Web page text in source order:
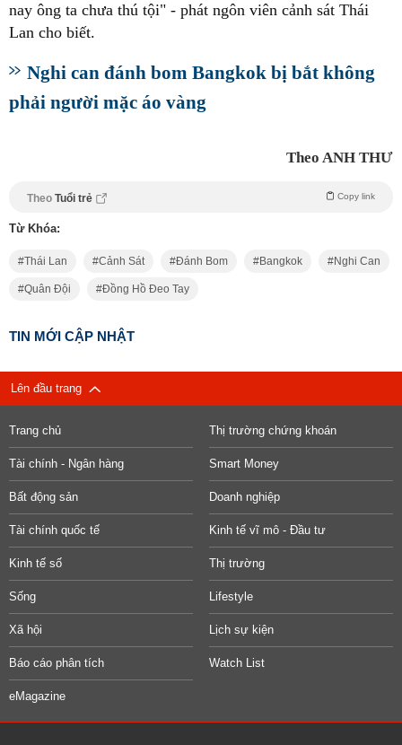
nay ông ta chưa thú tội" - phát ngôn viên cảnh sát Thái
Lan cho biết.
Nghi can đánh bom Bangkok bị bắt không
phải người mặc áo vàng
Theo ANH THƯ
Theo Tuổi trẻ Copy link
Từ Khóa:
Thái Lan Cảnh Sát Đánh Bom Bangkok Nghi Can
Quân Đội Đồng Hồ Đeo Tay
TIN MỚI CẬP NHẬT
Lên đầu trang
Trang chủ Thị trường chứng khoán
Tài chính - Ngân hàng Smart Money
Bất động sản Doanh nghiệp
Tài chính quốc tế Kinh tế vĩ mô - Đầu tư
Kinh tế số Thị trường
Sống Lifestyle
Xã hội Lịch sự kiện
Báo cáo phân tích Watch List
eMagazine